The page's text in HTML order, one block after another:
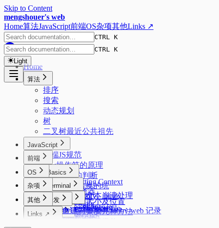
Skip to Content
mengshouer's web
Home算法JavaScript前端OS杂项其他Links ↗
CTRL K
Light
CTRL K
Home
算法
排序
搜索
动态规划
树
二叉树最近公共祖先
JavaScript
前端JS规范
new操作符的原理
数据类型的判断
JSON来回转换的坑
实现 call、apply、bind
标签函数
Promise
前端
Basics
Formatting Context
css选择器
元素的大小及位置
隐藏元素的几种方法
Code
页面大文本崩溃处理
React
React 新老架构
Fiber 架构
Misc
OS
Terminal
Starship
zsh config
zimfw
Windows
PowerShell profile
oh-my-posh
Linux
杂项
开发
uv
conda
acme.sh 证书管理
Nginx 反向代理
其他
tabby 自建同步服务 tabby-web 记录
浏览器优化
Links ↗